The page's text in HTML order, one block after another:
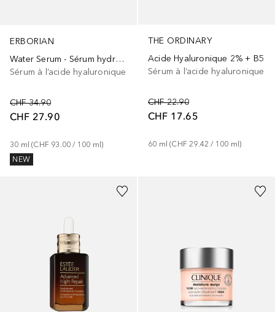
ERBORIAN
Water Serum - Sérum hydratation intense
Sérum à l’acide hyaluronique
CHF 34.90
CHF 27.90
30 ml (CHF 93.00 / 100 ml)
NEW
THE ORDINARY
Acide Hyaluronique 2% + B5
Sérum à l’acide hyaluronique
CHF 22.90
CHF 17.65
60 ml (CHF 29.42 / 100 ml)